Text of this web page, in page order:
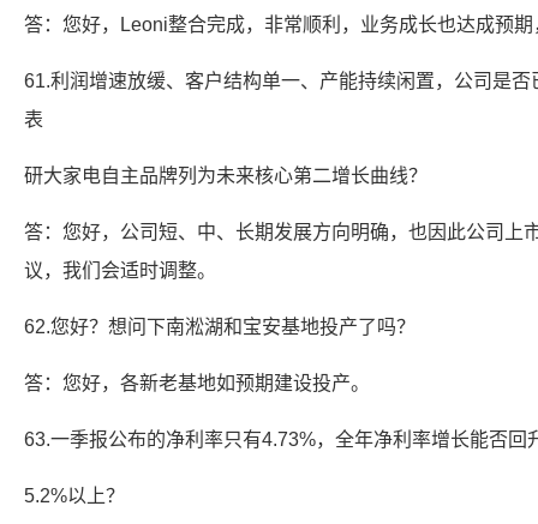
答：您好，Leoni整合完成，非常顺利，业务成长也达成预期
61.利润增速放缓、客户结构单一、产能持续闲置，公司是
表
研大家电自主品牌列为未来核心第二增长曲线？
答：您好，公司短、中、长期发展方向明确，也因此公司上
议，我们会适时调整。
62.您好？想问下南淞湖和宝安基地投产了吗？
答：您好，各新老基地如预期建设投产。
63.一季报公布的净利率只有4.73%，全年净利率增长能否回
5.2%以上？